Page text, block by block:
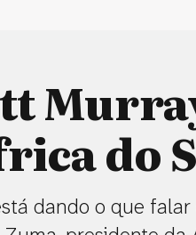
do
dando o que falar